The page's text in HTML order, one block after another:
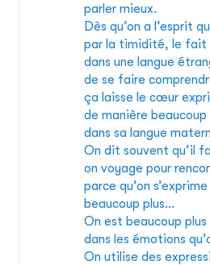
parler mieux.
Dès qu’on a l’esprit
par la timidité, le fait
dans une langue
de se faire
ça laisse le cœur
de manière
dans sa langue
On dit souvent qu’il
on voyage pour
parce qu’on
beaucoup plus…
On est beaucoup
dans les émotions
On utilise des